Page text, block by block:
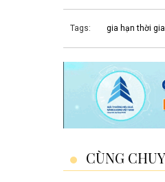
Tags: gia hạn thời
CÙNG